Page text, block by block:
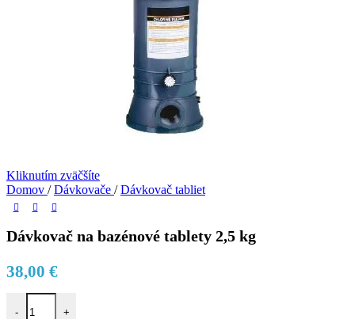
Kliknutím zväčšíte
Domov / Dávkovače / Dávkovač tabliet
Dávkovač na bazénové tablety 2,5 kg
38,00 €
-
množstvo Dávkovač na bazénové tablety 2,5 kg
+